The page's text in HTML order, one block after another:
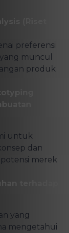
(Riset
preferensi
muncul
produk
untuk
dan
merek
terhadap
yang
mengetahui